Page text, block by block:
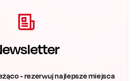
- rezerwuj najlepsze miejsca